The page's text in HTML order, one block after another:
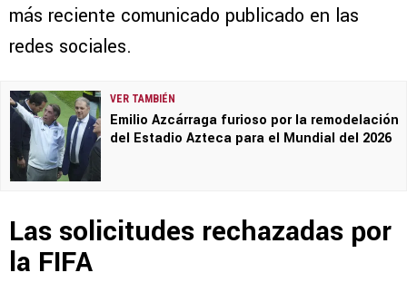
más reciente comunicado publicado en las
redes sociales.
VER TAMBIÉN
Emilio Azcárraga furioso por la remodelación
del Estadio Azteca para el Mundial del 2026
Las solicitudes rechazadas por
la FIFA